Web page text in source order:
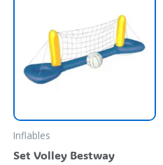
Inflables
Set Volley Bestway